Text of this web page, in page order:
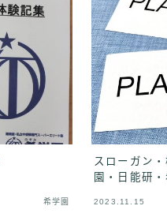
希学園
スローガン
園・日能研
2023.11.15